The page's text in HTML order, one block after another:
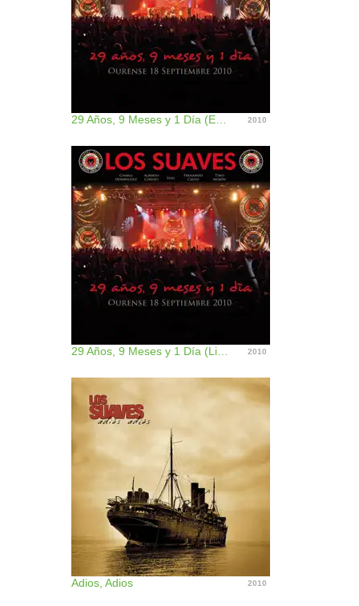
29 Años, 9 Meses y 1 Día (En Directo) 2010
29 Años, 9 Meses y 1 Día (Live Vol 2) 2010
Adios, Adios 2010